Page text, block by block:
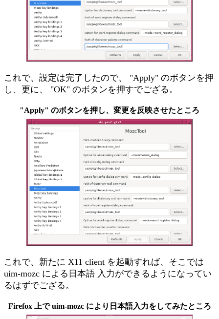
これで、設定は完了したので、 "Apply" のボタンを押
し、更に、 "OK" のボタンを押すでござる。
"Apply" のボタンを押し、変更を反映させたところ
これで、新たに X11 client を起動すれば、そこでは
uim-mozc による日本語 入力ができるようになってい
るはずでござる。
Firefox 上で uim-mozc により日本語入力をしてみたところ